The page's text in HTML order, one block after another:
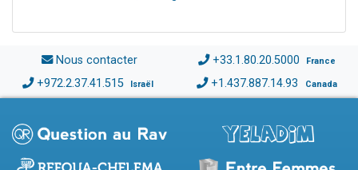
Nous contacter +33.1.80.20.5000 France
+972.2.37.41.515 Israël +1.437.887.14.93 Canada